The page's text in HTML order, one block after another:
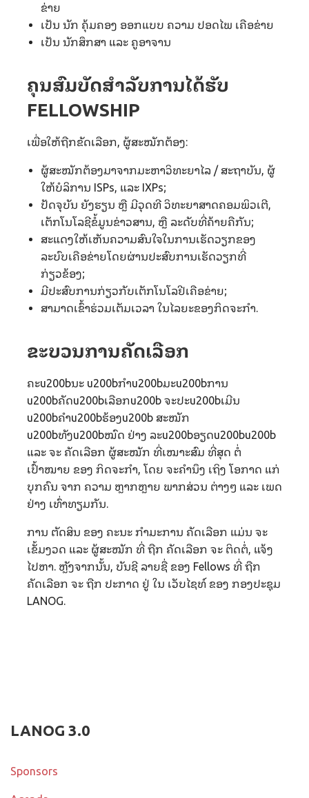
ຂ່າຍ
ເປັນ ນັກ ຄຸ້ມຄອງ ອອກແບບ ຄວາມ ປອດໄພ ເຄືອຂ່າຍ
ເປັນ ນັກສຶກສາ ແລະ ຄູອາຈານ
ຄຸນສົມບັດສໍາລັບການໄດ້ຮັບ
FELLOWSHIP
ເພື່ອໃຫ້ຖືກຂັດເລືອກ, ຜູ້ສະໝັກຕ້ອງ:
ຜູ້ສະໝັກຕ້ອງມາຈາກມະຫາວິທະຍາໄລ / ສະຖາບັນ, ຜູ້
ໃຫ້ບໍລິການ ISPs, ແລະ IXPs;
ປັດຈຸບັນ ຍັງຮຽນ ຫຼື ມີວຸດທີ ວິທະຍາສາດຄອມພິວເຕີ,
ເຕັກໂນໂລຊີຂໍ້ມູນຂ່າວສານ, ຫຼື ລະດັບທີ່ຄ້າຍຄືກັນ;
ສະແດງໃຫ້ເຫັນຄວາມສົນໃຈໃນການເຮັດວຽກຂອງ
ລະບົບເຄືອຂ່າຍໂດຍຜ່ານປະສົບການເຮັດວຽກທີ່
ກ່ຽວຂ້ອງ;
ມີປະສົບການກ່ຽວກັບເຕັກໂນໂລຢີເຄືອຂ່າຍ;
ສາມາດເຂົ້າຮ່ວມເຕັມເວລາ ໃນໄລຍະຂອງກິດຈະກຳ.
ຂະບວນການຄັດເລືອກ
ຄະu200bນະ u200bກໍາu200bມະu200bການ
u200bຄັດu200bເລືອກu200b ຈະປະu200bເມີນ
u200bຄໍາu200bຮ້ອງu200b ສະໝັກ
u200bທັງu200bໝົດ ຢ່າງ ລະu200bອຽດu200bu200b
ແລະ ຈະ ຄັດເລືອກ ຜູ້ສະໝັກ ທີ່ເໝາະສົມ ທີ່ສຸດ ຕໍ່
ເປົ້າໝາຍ ຂອງ ກິດຈະກຳ, ໂດຍ ຈະຄໍານຶງ ເຖິງ ໂອກາດ ແກ່
ບຸກຄົນ ຈາກ ຄວາມ ຫຼາກຫຼາຍ ພາກສ່ວນ ຕ່າງໆ ແລະ ເພດ
ຢ່າງ ເທົ່າທຽມກັນ.
ການ ຕັດສິນ ຂອງ ຄະນະ ກໍາມະການ ຄັດເລືອກ ແມ່ນ ຈະ
ເຂັ້ມງວດ ແລະ ຜູ້ສະໝັກ ທີ່ ຖືກ ຄັດເລືອກ ຈະ ຕິດຕໍ່, ແຈ້ງ
ໄປຫາ. ຫຼັງຈາກນັ້ນ, ບັນຊີ ລາຍຊື່ ຂອງ Fellows ທີ່ ຖືກ
ຄັດເລືອກ ຈະ ຖືກ ປະກາດ ຢູ່ ໃນ ເວັບໄຊທ໌ ຂອງ ກອງປະຊຸມ
LANOG.
LANOG 3.0
Sponsors